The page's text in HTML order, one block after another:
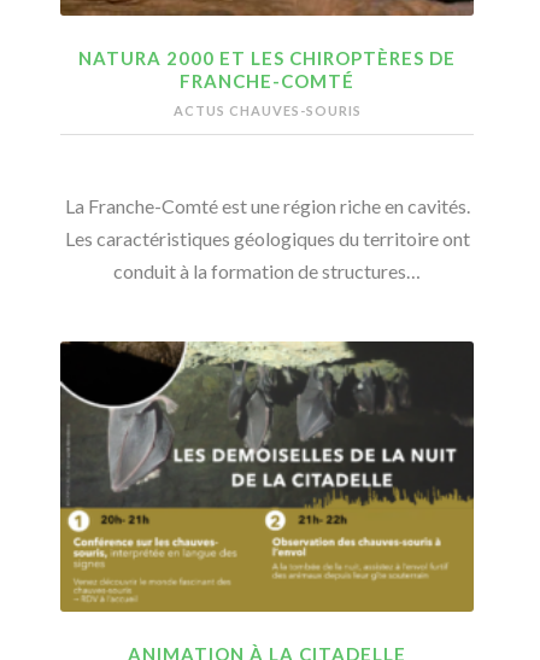
NATURA 2000 ET LES CHIROPTÈRES DE
FRANCHE-COMTÉ
ACTUS CHAUVES-SOURIS
La Franche-Comté est une région riche en cavités.
Les caractéristiques géologiques du territoire ont
conduit à la formation de structures…
ANIMATION À LA CITADELLE